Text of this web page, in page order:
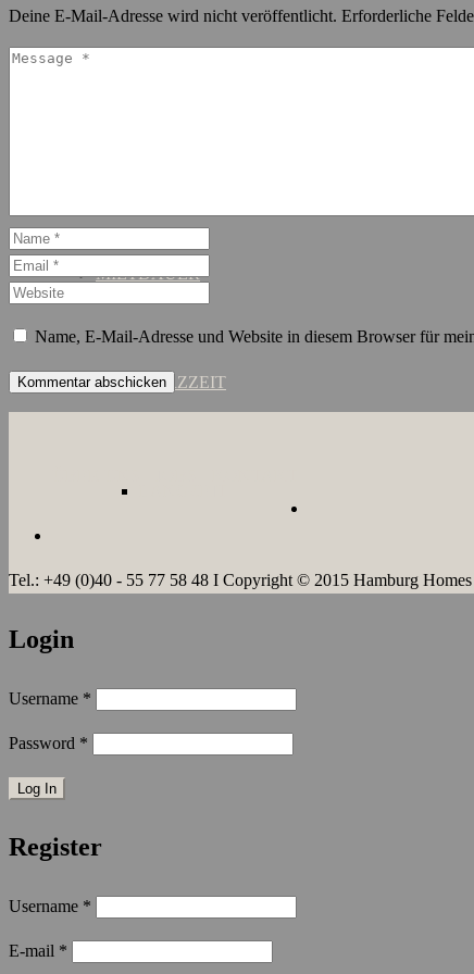
MIETDAUER
KURZZEIT
Deine E-Mail-Adresse wird nicht veröffentlicht. Erforderliche
Name, E-Mail-Adresse und Website in diesem Browser für
Tel.: +49 (0)40 - 55 77 58 48 I Copyright © 2015 Hamburg
Login
Username *
Password *
Register
Username *
E-mail *